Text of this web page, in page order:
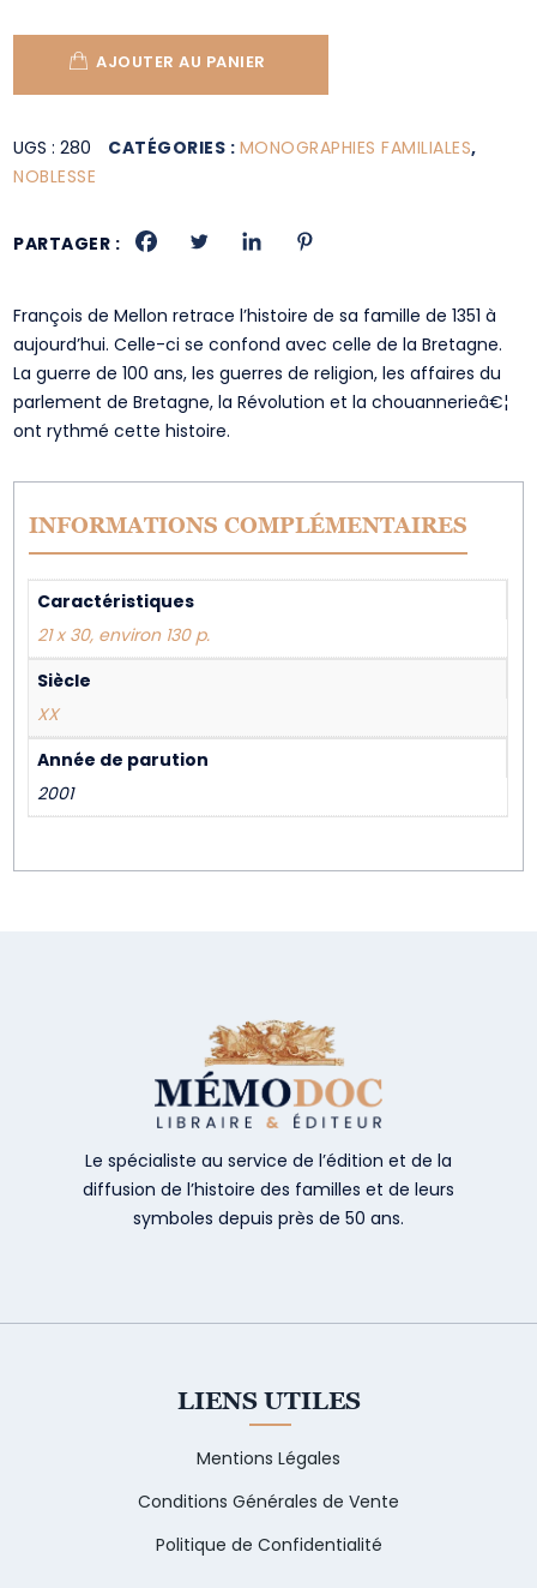
AJOUTER AU PANIER
UGS :280 CATÉGORIES : MONOGRAPHIES FAMILIALES,
NOBLESSE
PARTAGER :
François de Mellon retrace l’histoire de sa famille de 1351 à
aujourd’hui. Celle-ci se confond avec celle de la Bretagne.
La guerre de 100 ans, les guerres de religion, les affaires du
parlement de Bretagne, la Révolution et la chouannerieâ€¦
ont rythmé cette histoire.
INFORMATIONS COMPLÉMENTAIRES
Caractéristiques
21 x 30, environ 130 p.
Siècle
XX
Année de parution
2001
Le spécialiste au service de l’édition et de la
diffusion de l’histoire des familles et de leurs
symboles depuis près de 50 ans.
LIENS UTILES
Mentions Légales
Conditions Générales de Vente
Politique de Confidentialité